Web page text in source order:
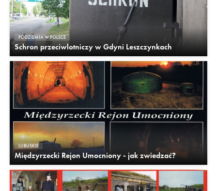
PODZIEMIA W POLSCE
Schron przeciwlotniczy w Gdyni Leszczynkach
LUBUSKIE
Międzyrzecki Rejon Umocniony - jak zwiedzać?